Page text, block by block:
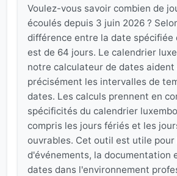
Voulez-vous savoir combien de
écoulés depuis 3 juin 2026 ?
différence entre la date spécifiée
est de 64 jours. Le calendrier
notre calculateur de dates
précisément les intervalles de
dates. Les calculs prennent en
spécificités du calendrier
compris les jours fériés et les
ouvrables. Cet outil est utile
d'événements, la documentation
dates dans l'environnement